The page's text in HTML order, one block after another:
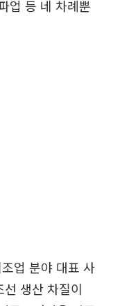
업 등 네 차례뿐
업 분야 대표 사
선 생산 차질이